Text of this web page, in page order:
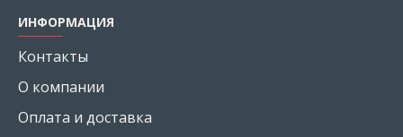
ИНФОРМАЦИЯ
Контакты
О компании
Оплата и доставка